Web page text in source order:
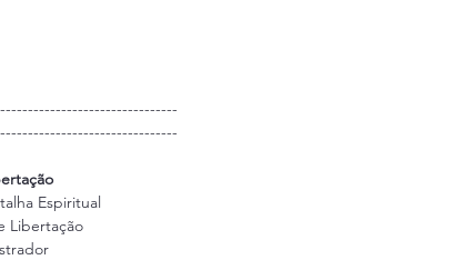
Espiritual
Libertação